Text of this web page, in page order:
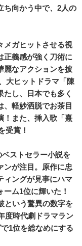
ち向かう中で、2人の
ガヒットさせる視
正義感が強く刀術に
麗なアクションを披
大ヒットドラマ「陳
し、日本でも多く
軽妙洒脱でお茶目
！また、挿入歌「熹
受賞！
ストセラー小説を
ンが注目。原作に忠
ィングが見事にハマ
ム1位に輝いた！
という驚異の数字を
度時代劇ドラマラン
1位を総なめにする